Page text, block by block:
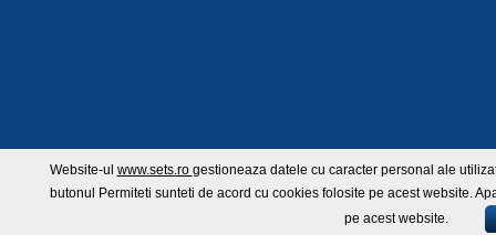
Website-ul www.sets.ro gestioneaza datele cu caracter personal ale
butonul Permiteti sunteti de acord cu cookies folosite pe acest website.
pe acest website.